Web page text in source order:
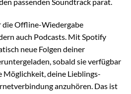
Offline-Wiedergabe
auch Podcasts. Mit Spotify
neue Folgen deiner
sobald sie verfügbar
Möglichkeit, deine Lieblings-
anzuhören. Das ist